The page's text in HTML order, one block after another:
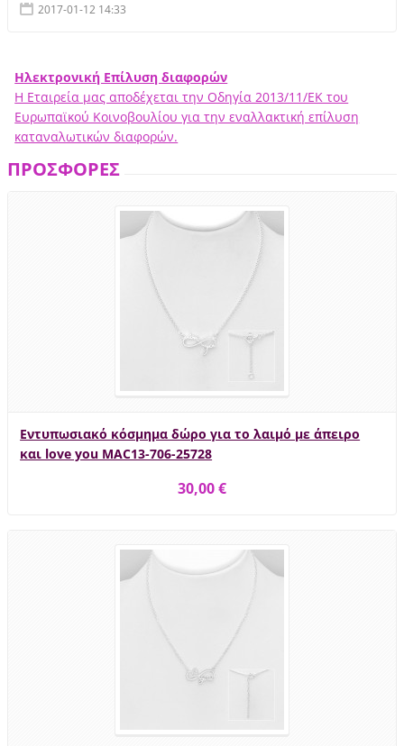
2017-01-12 14:33
Ηλεκτρονική Επίλυση διαφορών
Η Εταιρεία μας αποδέχεται την Οδηγία 2013/11/ΕΚ του
Ευρωπαϊκού Κοινοβουλίου για την εναλλακτική επίλυση
καταναλωτικών διαφορών.
ΠΡΟΣΦΟΡΕΣ
Εντυπωσιακό κόσμημα δώρο για το λαιμό με άπειρο
και love you MAC13-706-25728
30,00 €